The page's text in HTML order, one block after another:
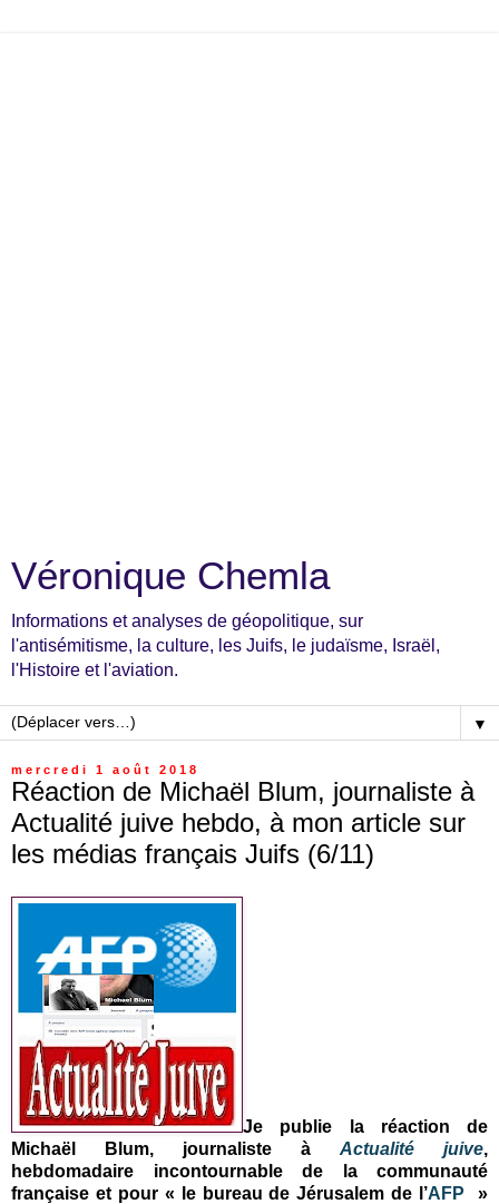
Véronique Chemla
Informations et analyses de géopolitique, sur
l'antisémitisme, la culture, les Juifs, le judaïsme, Israël,
l'Histoire et l'aviation.
▼
mercredi 1 août 2018
Réaction de Michaël Blum, journaliste à
Actualité juive hebdo, à mon article sur
les médias français Juifs (6/11)
Je publie la réaction de
Michaël Blum, journaliste à Actualité juive,
hebdomadaire incontournable de la communauté
française et pour « le bureau de Jérusalem de l’AFP »